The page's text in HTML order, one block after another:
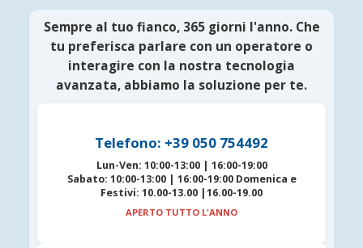
Sempre al tuo fianco, 365 giorni l'anno. Che
tu preferisca parlare con un operatore o
interagire con la nostra tecnologia
avanzata, abbiamo la soluzione per te.
Telefono: +39 050 754492
Lun-Ven: 10:00-13:00 | 16:00-19:00
Sabato: 10:00-13:00 | 16:00-19:00 Domenica e
Festivi: 10.00-13.00 |16.00-19.00
APERTO TUTTO L'ANNO